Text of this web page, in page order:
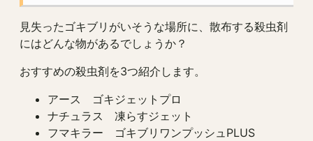
見失ったゴキブリがいそうな場所に、散布する殺虫剤
にはどんな物があるでしょうか？
おすすめの殺虫剤を3つ紹介します。
アース ゴキジェットプロ
ナチュラス 凍らすジェット
フマキラー ゴキブリワンプッシュPLUS